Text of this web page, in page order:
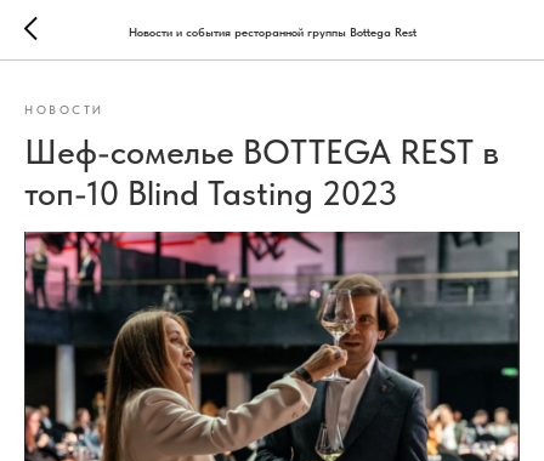
Новости и события ресторанной группы Bottega Rest
НОВОСТИ
Шеф-сомелье BOTTEGA REST в
топ-10 Blind Tasting 2023